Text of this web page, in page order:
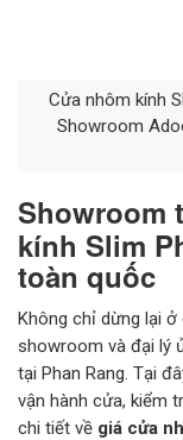
Cửa nhôm kính
Showroom
Showroom
kính Slim
toàn quốc
Không chỉ dừng lại ở
showroom và đại lý
tại Phan Rang. Tại
vận hành cửa, kiểm
chi tiết về giá cửa